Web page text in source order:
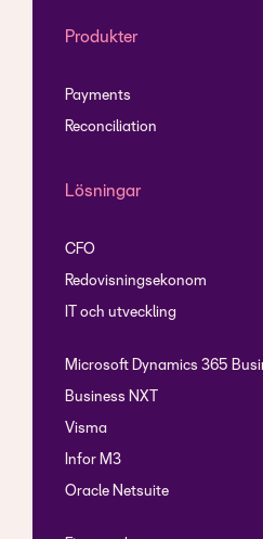
Produkter
Payments
Reconciliation
Lösningar
CFO
Redovisningsekonom
IT och utveckling
Microsoft Dynamics 365
Business NXT
Visma
Infor M3
Oracle Netsuite